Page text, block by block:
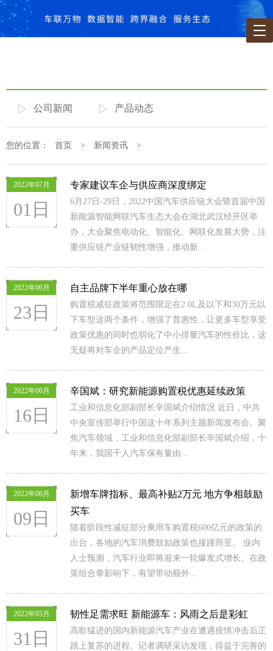
公司新闻 产品动态
您的位置： 首页 > 新闻资讯 >
2022年07月
01日
专家建议车企与供应商深度绑定
6月27日-29日，2022中国汽车供应链大会暨首届中国
新能源智能网联汽车生态大会在湖北武汉经开区举
办，大会聚焦电动化、智能化、网联化发展大势，注
重供应链产业链韧性增强，推动新...
2022年06月
23日
自主品牌下半年重心放在哪
购置税减征政策将范围限定在2.0L及以下和30万元以
下车型这两个条件，增强了普惠性，让更多车型享受
政策优惠的同时也弱化了中小排量汽车的性价比，这
无疑将对车企的产品定位产生...
2022年06月
16日
辛国斌：研究新能源购置税优惠延续政策
工业和信息化部副部长辛国斌介绍情况 近日，中共
中央宣传部举行中国这十年系列主题新闻发布会。聚
焦汽车领域，工业和信息化部副部长辛国斌介绍，十
年来，我国千人汽车保有量由...
2022年06月
09日
新增车牌指标、最高补贴2万元 地方争相鼓励
买车
随着阶段性减征部分乘用车购置税600亿元的政策的
出台，各地的汽车消费鼓励政策也接踵而至。 业内
人士预测，汽车行业即将迎来一轮爆发式增长。在政
策组合拳影响下，有望带动额外...
2022年05月
31日
韧性足需求旺 新能源车：风雨之后是彩虹
高歌猛进的国内新能源汽车产业在遭遇疫情冲击后正
踏上复苏的进程。记者调研采访发现，得益于完善的